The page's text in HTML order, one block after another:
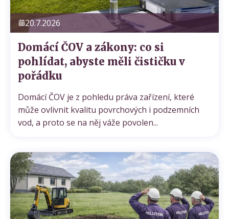
20.7.2026
Domácí ČOV a zákony: co si
pohlídat, abyste měli čističku v
pořádku
Domácí ČOV je z pohledu práva zařízení, které
může ovlivnit kvalitu povrchových i podzemních
vod, a proto se na něj váže povolen...